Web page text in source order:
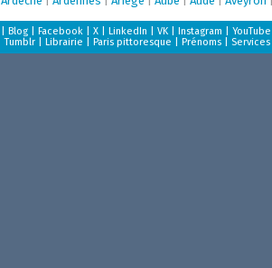
|Blog |Facebook |X |LinkedIn |VK |Instagram |YouTube
Tumblr |Librairie |Paris pittoresque |Prénoms Services